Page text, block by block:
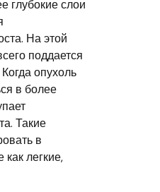
глубокие слои
На этой
поддается
опухоль
в более
Такие
в
легкие,